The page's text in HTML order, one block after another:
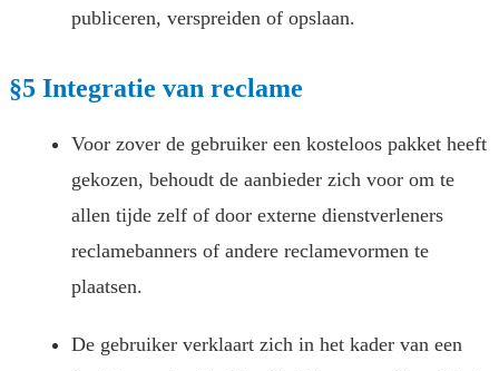
publiceren, verspreiden of opslaan.
§5 Integratie van reclame
Voor zover de gebruiker een kosteloos pakket heeft
gekozen, behoudt de aanbieder zich voor om te
allen tijde zelf of door externe dienstverleners
reclamebanners of andere reclamevormen te
plaatsen.
De gebruiker verklaart zich in het kader van een